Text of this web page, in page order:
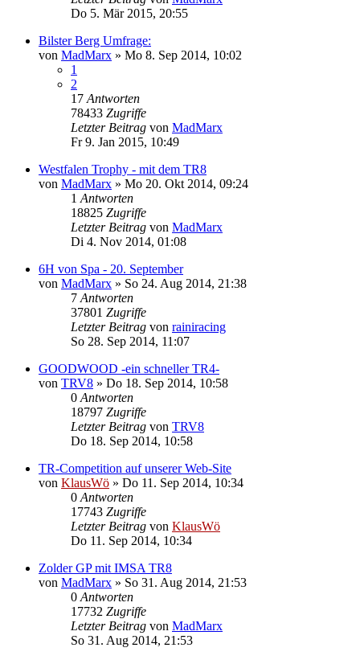
Do 5. Mär 2015, 20:55
Bilster Berg Umfrage:
von MadMarx » Mo 8. Sep 2014, 10:02
1
2
17 Antworten
78433 Zugriffe
Letzter Beitrag von MadMarx
Fr 9. Jan 2015, 10:49
Westfalen Trophy - mit dem TR8
von MadMarx » Mo 20. Okt 2014, 09:24
1 Antworten
18825 Zugriffe
Letzter Beitrag von MadMarx
Di 4. Nov 2014, 01:08
6H von Spa - 20. September
von MadMarx » So 24. Aug 2014, 21:38
7 Antworten
37801 Zugriffe
Letzter Beitrag von rainiracing
So 28. Sep 2014, 11:07
GOODWOOD -ein schneller TR4-
von TRV8 » Do 18. Sep 2014, 10:58
0 Antworten
18797 Zugriffe
Letzter Beitrag von TRV8
Do 18. Sep 2014, 10:58
TR-Competition auf unserer Web-Site
von KlausWö » Do 11. Sep 2014, 10:34
0 Antworten
17743 Zugriffe
Letzter Beitrag von KlausWö
Do 11. Sep 2014, 10:34
Zolder GP mit IMSA TR8
von MadMarx » So 31. Aug 2014, 21:53
0 Antworten
17732 Zugriffe
Letzter Beitrag von MadMarx
So 31. Aug 2014, 21:53